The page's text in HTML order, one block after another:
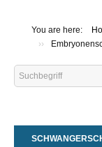
You are here:
››
Search
...